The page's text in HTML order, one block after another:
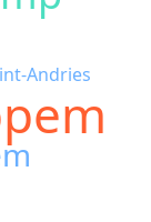
Andries